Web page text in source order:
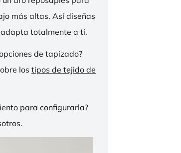
más altas. Así diseñas
totalmente a ti.
de tapizado?
los tipos de tejido de
para configurarla?